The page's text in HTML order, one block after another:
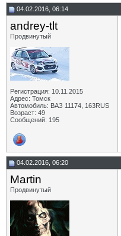
04.02.2016, 06:14
andrey-tlt
Продвинутый
Регистрация: 10.11.2015
Адрес: Томск
Автомобиль: ВАЗ 11174, 163RUS
Возраст: 49
Сообщений: 195
04.02.2016, 06:20
Martin
Продвинутый